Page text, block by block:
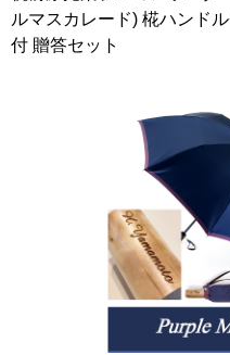
ルマスカレード) 椛ハンド
付 贈答セット